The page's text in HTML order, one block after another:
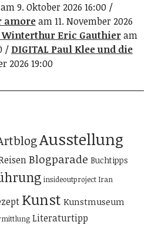
9. Oktober 2026 16:00
amoream 11. November 2026
Winterthur Eric Gauthieram
DIGITAL Paul Klee und die
2026 19:00
Ausstellung
Blogparade Buchtipps
insideoutproject Iran
Kunst Kunstmuseum
Literaturtipp